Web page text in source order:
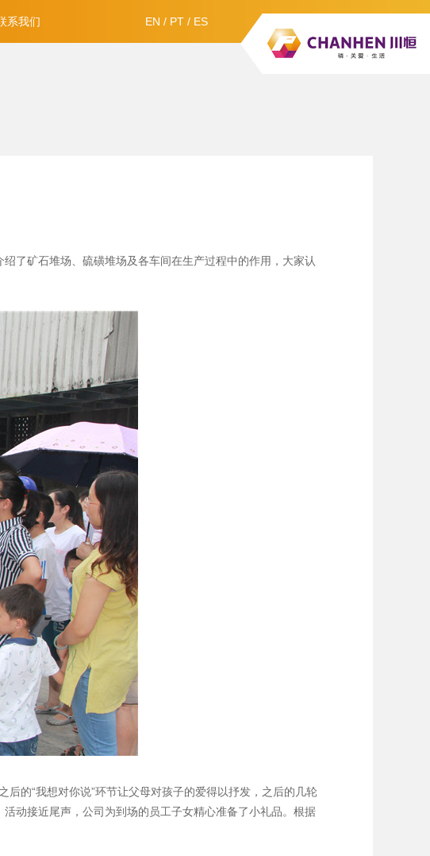
EN / PT / ES
系我们
了矿石堆场、硫磺堆场及各车间在生产过程中的作用，大家认
后的“我想对你说”环节让父母对孩子的爱得以抒发，之后的几轮
动接近尾声，公司为到场的员工子女精心准备了小礼品。根据